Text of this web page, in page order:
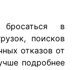
в
поисков
отказов от
подробнее